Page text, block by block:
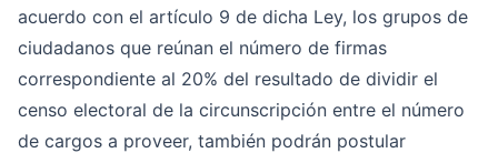
acuerdo con el artículo 9 de dicha Ley, los grupos de
ciudadanos que reúnan el número de firmas
correspondiente al 20% del resultado de dividir el
censo electoral de la circunscripción entre el número
de cargos a proveer, también podrán postular